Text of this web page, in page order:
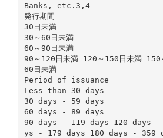
Banks, etc.3,4
発行期間
30日未満
30～60日未満
60～90日未満
90～120日未満 120～150日未満
60日未満
Period of issuance
Less than 30 days
30 days - 59 days
60 days - 89 days
90 days - 119 days 120 days -
ys - 179 days 180 days - 359